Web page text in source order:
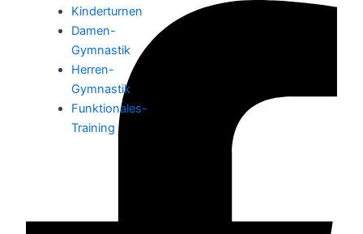
Kinderturnen
Damen-
Gymnastik
Herren-
Gymnastik
Funktionales-
Training